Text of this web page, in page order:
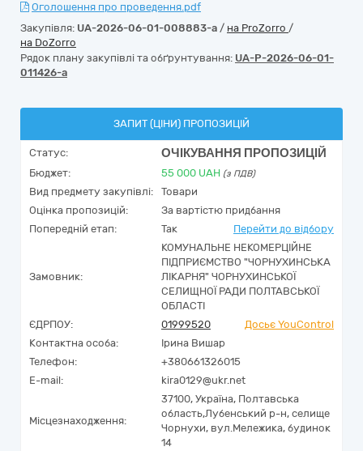
Оголошення про проведення.pdf
Закупівля: UA-2026-06-01-008883-a / на ProZorro /
на DoZorro
Рядок плану закупівлі та обґрунтування: UA-P-2026-06-01-
011426-a
ЗАПИТ (ЦІНИ) ПРОПОЗИЦІЙ
Статус: ОЧІКУВАННЯ ПРОПОЗИЦІЙ
Бюджет: 55 000 UAH (з ПДВ)
Вид предмету закупівлі:
Товари
Оцінка пропозицій:
За вартістю придбання
Попередній етап:
Так Перейти до відбору
Замовник:
КОМУНАЛЬНЕ НЕКОМЕРЦІЙНЕ
ПІДПРИЄМСТВО "ЧОРНУХИНСЬКА
ЛІКАРНЯ" ЧОРНУХИНСЬКОЇ
СЕЛИЩНОЇ РАДИ ПОЛТАВСЬКОЇ
ОБЛАСТІ
ЄДРПОУ:
01999520
Досьє YouControl
Контактна особа:
Ірина Вишар
Телефон:
+380661326015
E-mail:
kira0129@ukr.net
Місцезнаходження:
37100, Україна, Полтавська
область,Лубенський р-н, селище
Чорнухи, вул.Мележика, будинок
14